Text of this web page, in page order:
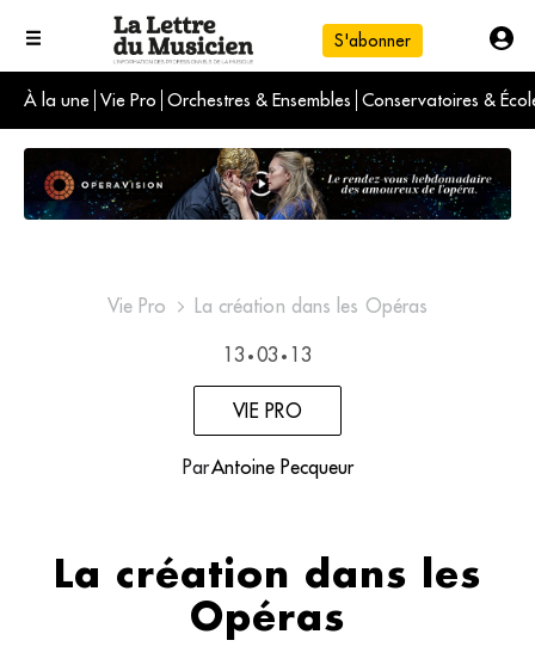
S'abonner
À la une Vie Pro Orchestres & Ensembles Conservatoires &
L'info du jour
Le numéro du mois
International
Vie Pro La création dans les Opéras
13 • 03 • 13
VIE PRO
ParAntoine Pecqueur
La création dans les
Opéras